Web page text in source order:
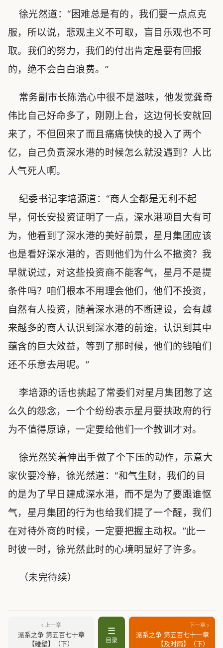
徐光然道：“困难总是有的，我们要一点点克
服，所以说，悲观主义不可取，盲目乐观也不可
取。我们的努力，我们的付出肯定是要有回报
的，绝不会白白浪费。”
常务副市长陈浩心中很不是滋味，他发觉龚奇
伟比自己好命多了，刚刚上台，这边何长安就回
来了，不但回来了而且痛痛快快的投入了两个
亿，自己负责深水港的时候怎么就没遇到？人比
人气死人啊。
纪委书记李培源道：“商人全都是无利不起
早，何长安投资证明了一点，深水港项目大有可
为，他看到了深水港的美好前景，星月集团应该
也是看好深水港的，否则他们为什么不撤资？我
早就说过，对这些投资商不能客气，星月不是提
条件吗？咱们根本不用理会他们，他们不投资，
自然有人投资，随着深水港的不断建设，会有越
来越多的商人认识到深水港的前途，认识到其中
蕴含的巨大效益，等到了那时候，他们的钱咱们
还不乐意去用呢。”
李培源的话也挑起了常委们对星月集团憋了这
么久的怨念，一个个纷纷表示星月要挟政府的行
为不值得原谅，一定要给他们一个教训才对。
徐光然笑着伸出手做了个下压的动作，示意大
家伙要冷静，徐光然道：“和气生财，我们的目
的是为了早日建成深水港，而不是为了要跟谁怄
气，星月集团的行为也给我们提了一个醒，我们
在对待外商的时候，一定要把握主动权。”此一
时彼一时，徐光然此时的心境明显好了许多。
（未完待续）
‹ 上一章
派系之争 第五百七十章
【碰壁】（下）
☰
目录
下一章 ›
派系之争 第五百七十一章
【及时雨】（下）